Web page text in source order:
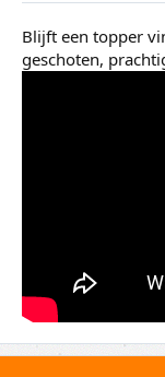
Blijft een topper
geschoten,